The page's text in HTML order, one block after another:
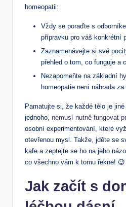
homeopatii:
Vždy se poraďte s
přípravku pro váš konkrétní
Zaznamenávejte si své
přehled o tom, co funguje a
Nezapomeňte na základní
homeopatie není náhrada
Pamatujte si, že každé tělo je
jednoho, nemusí nutně fungovat
osobní experimentování, které
otevřenou mysl. Takže, jděte se
kafe a zeptejte se ho na jeho
co všechno vám k tomu řekne! 😉
Jak začít s